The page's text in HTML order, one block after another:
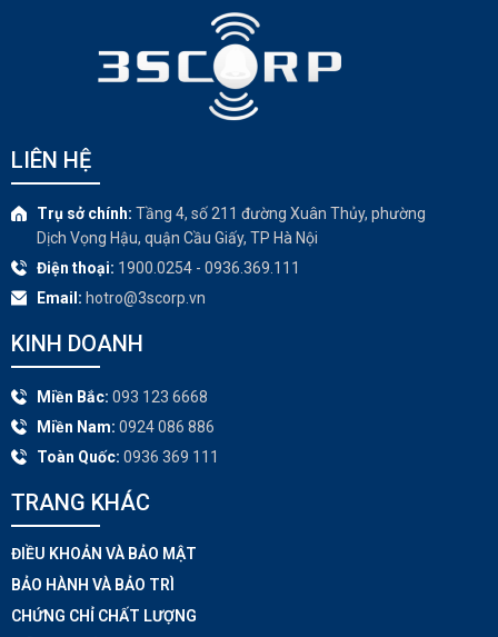
LIÊN HỆ
Trụ sở chính: Tầng 4, số 211 đường Xuân Thủy, phường
Dịch Vọng Hậu, quận Cầu Giấy, TP Hà Nội
Điện thoại: 1900.0254 - 0936.369.111
Email: hotro@3scorp.vn
KINH DOANH
Miền Bắc: 093 123 6668
Miền Nam: 0924 086 886
Toàn Quốc: 0936 369 111
TRANG KHÁC​
ĐIỀU KHOẢN VÀ BẢO MẬT
BẢO HÀNH VÀ BẢO TRÌ
CHỨNG CHỈ CHẤT LƯỢNG